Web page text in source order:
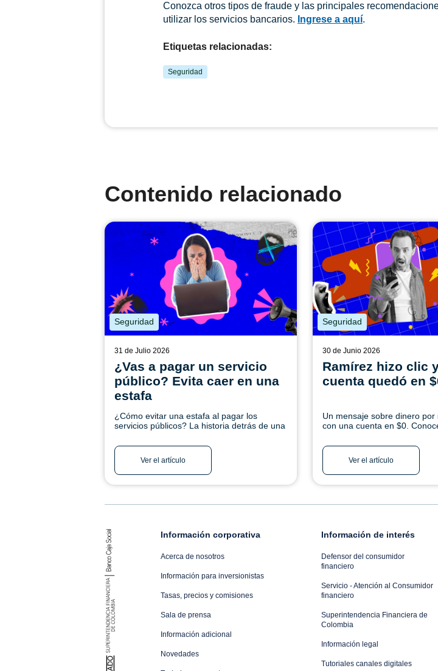
Conozca otros tipos de fraude y las principales
utilizar los servicios bancarios. Ingrese a aquí.
Etiquetas relacionadas:
Seguridad
Contenido relacionado
Seguridad
31 de Julio 2026
¿Vas a pagar un servicio
público? Evita caer en una
estafa
¿Cómo evitar una estafa al pagar los
servicios públicos? La historia detrás de una
aprende a proteger tu dinero. Ingresa aquí.
Ver el artículo
Seguridad
30 de Junio 2026
Ramírez hizo clic
cuenta quedó en
Un mensaje sobre dinero por
con una cuenta en $0.
Ver el artículo
Información corporativa
Acerca de nosotros
Información para inversionistas
Tasas, precios y comisiones
Sala de prensa
Información adicional
Novedades
Información de interés
Defensor del consumidor
financiero
Servicio - Atención al Consumidor
financiero
Superintendencia Financiera de
Colombia
Información legal
Tutoriales canales digitales